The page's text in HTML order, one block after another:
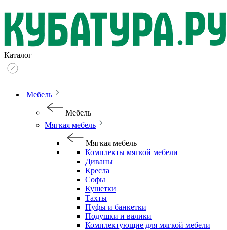
Каталог
Мебель
Мебель
Мягкая мебель
Мягкая мебель
Комплекты мягкой мебели
Диваны
Кресла
Софы
Кушетки
Тахты
Пуфы и банкетки
Подушки и валики
Комплектующие для мягкой мебели